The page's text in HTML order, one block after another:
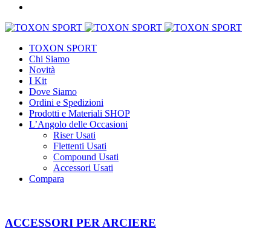
TOXON SPORT
Chi Siamo
Novità
I Kit
Dove Siamo
Ordini e Spedizioni
Prodotti e Materiali SHOP
L’Angolo delle Occasioni
Riser Usati
Flettenti Usati
Compound Usati
Accessori Usati
Compara
ACCESSORI PER ARCIERE